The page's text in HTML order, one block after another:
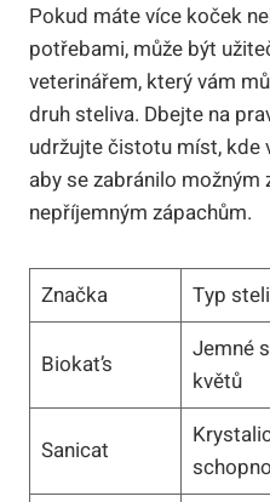
Pokud máte více koček
potřebami, může být
veterinářem, který vám
druh steliva. Dbejte na
udržujte čistotu míst, kde
aby se zabránilo
nepříjemným zápachům.
Značka Typ
Biokat’s
Jemné
květů
Sanicat